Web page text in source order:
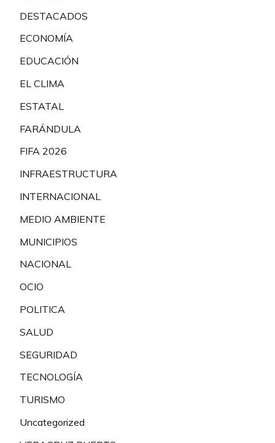
DESTACADOS
ECONOMÍA
EDUCACIÓN
EL CLIMA
ESTATAL
FARÁNDULA
FIFA 2026
INFRAESTRUCTURA
INTERNACIONAL
MEDIO AMBIENTE
MUNICIPIOS
NACIONAL
OCIO
POLITICA
SALUD
SEGURIDAD
TECNOLOGÍA
TURISMO
Uncategorized